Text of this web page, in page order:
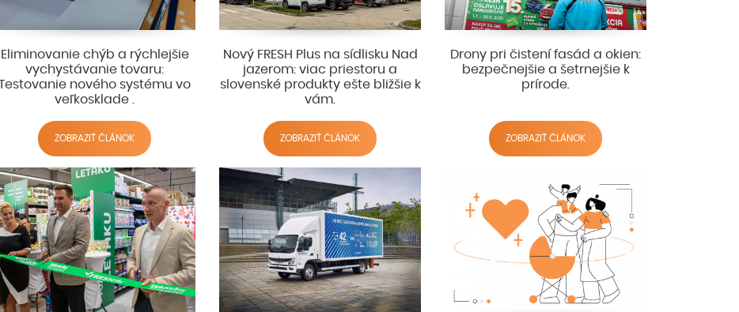
Eliminovanie chýb a rýchlejšie
vychystávanie tovaru:
nového systému vo
veľkosklade .
ZOBRAZIŤ ČLÁNOK
Nový FRESH Plus na sídlisku Nad
jazerom: viac priestoru a
slovenské produkty ešte bližšie k
vám.
ZOBRAZIŤ ČLÁNOK
Drony pri čistení fasád a okien:
bezpečnejšie a šetrnejšie k
prírode.
ZOBRAZIŤ ČLÁNOK